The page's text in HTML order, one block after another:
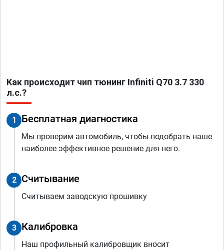
Как происходит чип тюнинг Infiniti Q70 3.7 330
л.с.?
1 Бесплатная диагностика
Мы проверим автомобиль, чтобы подобрать наше
наиболее эффективное решение для него.
2 Считывание
Считываем заводскую прошивку
3 Калибровка
Наш профильный калибровщик вносит